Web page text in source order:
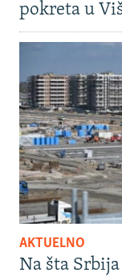
pokreta u
AKTUELNO
Na šta